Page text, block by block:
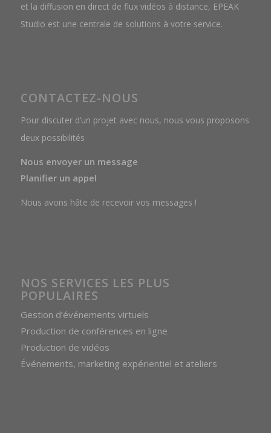
et la diffusion en direct de flux vidéos à distance, EPEAK
Studio est une centrale de solutions à votre service.
CONTACTEZ-NOUS
Pour discuter d’un projet avec nous, nous vous proposons
deux possibilités
Nous envoyer un message
Planifier un appel
Nous avons hâte de recevoir vos messages !
NOS SERVICES LES PLUS
POPULAIRES
Gestion d’événements virtuels
Production de conférences en ligne
Production de vidéos
Événements, marketing expérientiel et ateliers